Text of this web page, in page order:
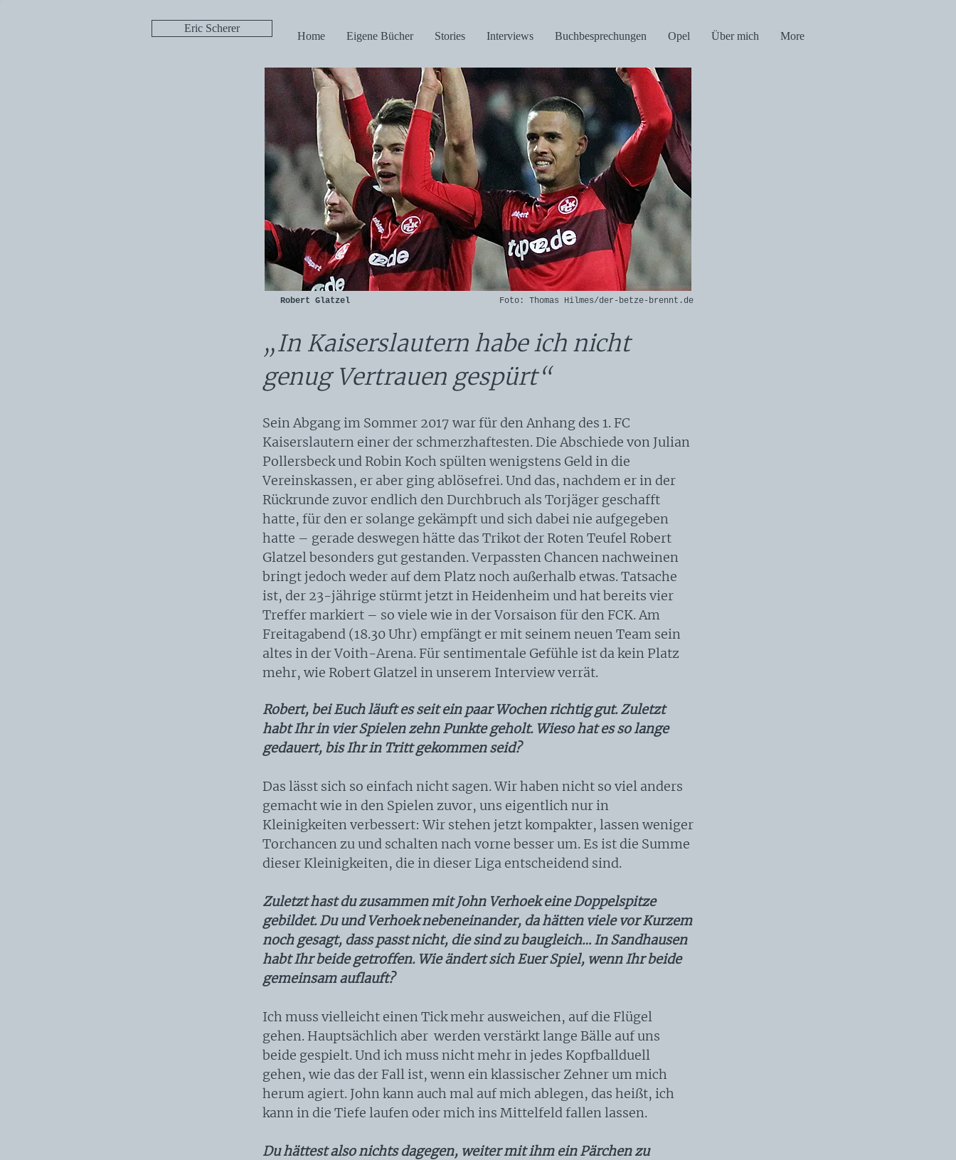
Eric Scherer
Home Eigene Bücher Stories Interviews Buchbesprechungen Opel Über mich More
Robert Glatzel Foto: Thomas Hilmes/der-betze-brennt.de
„In Kaiserslautern habe ich nicht
genug Vertrauen gespürt“
Sein Abgang im Sommer 2017 war für den Anhang des 1. FC
Kaiserslautern einer der schmerzhaftesten. Die Abschiede von Julian
Pollersbeck und Robin Koch spülten wenigstens Geld in die
Vereinskassen, er aber ging ablösefrei. Und das, nachdem er in der
Rückrunde zuvor endlich den Durchbruch als Torjäger geschafft
hatte, für den er solange gekämpft und sich dabei nie aufgegeben
hatte – gerade deswegen hätte das Trikot der Roten Teufel Robert
Glatzel besonders gut gestanden. Verpassten Chancen nachweinen
bringt jedoch weder auf dem Platz noch außerhalb etwas. Tatsache
ist, der 23-jährige stürmt jetzt in Heidenheim und hat bereits vier
Treffer markiert – so viele wie in der Vorsaison für den FCK. Am
Freitagabend (18.30 Uhr) empfängt er mit seinem neuen Team sein
altes in der Voith-Arena. Für sentimentale Gefühle ist da kein Platz
mehr, wie Robert Glatzel in unserem Interview verrät.
Robert, bei Euch läuft es seit ein paar Wochen richtig gut. Zuletzt
habt Ihr in vier Spielen zehn Punkte geholt. Wieso hat es so lange
gedauert, bis Ihr in Tritt gekommen seid?
Das lässt sich so einfach nicht sagen. Wir haben nicht so viel anders
gemacht wie in den Spielen zuvor, uns eigentlich nur in
Kleinigkeiten verbessert: Wir stehen jetzt kompakter, lassen weniger
Torchancen zu und schalten nach vorne besser um. Es ist die Summe
dieser Kleinigkeiten, die in dieser Liga entscheidend sind.
Zuletzt hast du zusammen mit John Verhoek eine Doppelspitze
gebildet. Du und Verhoek nebeneinander, da hätten viele vor Kurzem
noch gesagt, dass passt nicht, die sind zu baugleich… In Sandhausen
habt Ihr beide getroffen. Wie ändert sich Euer Spiel, wenn Ihr beide
gemeinsam auflauft?
Ich muss vielleicht einen Tick mehr ausweichen, auf die Flügel
gehen. Hauptsächlich aber werden verstärkt lange Bälle auf uns
beide gespielt. Und ich muss nicht mehr in jedes Kopfballduell
gehen, wie das der Fall ist, wenn ein klassischer Zehner um mich
herum agiert. John kann auch mal auf mich ablegen, das heißt, ich
kann in die Tiefe laufen oder mich ins Mittelfeld fallen lassen.
Du hättest also nichts dagegen, weiter mit ihm ein Pärchen zu